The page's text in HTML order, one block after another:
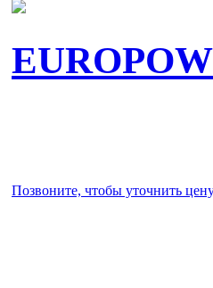
Позвоните, чтобы уточнить